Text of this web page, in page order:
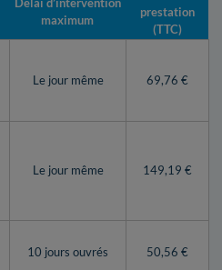
maximum
prestation
(TTC)
Le jour même 69,76 €
Le jour même 149,19 €
10 jours ouvrés 50,56 €